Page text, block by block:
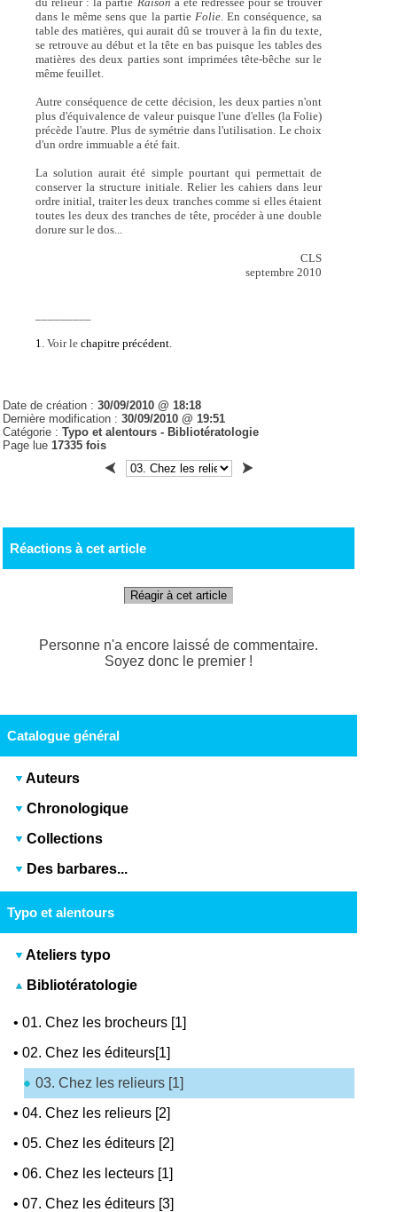
dans le même sens que la partie Folie. En conséquence, sa
table des matières, qui aurait dû se trouver à la fin du texte,
se retrouve au début et la tête en bas puisque les tables des
matières des deux parties sont imprimées tête-bêche sur le
même feuillet.
Autre conséquence de cette décision, les deux parties n'ont
plus d'équivalence de valeur puisque l'une d'elles (la Folie)
précède l'autre. Plus de symétrie dans l'utilisation. Le choix
d'un ordre immuable a été fait.
La solution aurait été simple pourtant qui permettait de
conserver la structure initiale. Relier les cahiers dans leur
ordre initial, traiter les deux tranches comme si elles étaient
toutes les deux des tranches de tête, procéder à une double
dorure sur le dos...
CLS
septembre 2010
1 . Voir le chapitre précédent.
Date de création :30/09/2010 @ 18:18
Dernière modification :30/09/2010 @ 19:51
Catégorie :Typo et alentours - Bibliotératologie
Page lue 17335 fois
Réactions à cet article
Réagir à cet article
Personne n'a encore laissé de commentaire.
Soyez donc le premier !
Catalogue général
Auteurs
Chronologique
Collections
Des barbares...
Typo et alentours
Ateliers typo
Bibliotératologie
•01. Chez les brocheurs [1]
•02. Chez les éditeurs[1]
03. Chez les relieurs [1]
•04. Chez les relieurs [2]
•05. Chez les éditeurs [2]
•06. Chez les lecteurs [1]
•07. Chez les éditeurs [3]